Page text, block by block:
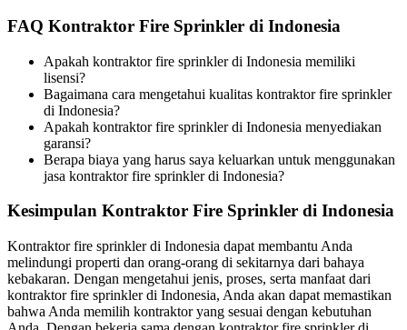
FAQ Kontraktor Fire Sprinkler di Indonesia
Apakah kontraktor fire sprinkler di Indonesia memiliki
lisensi?
Bagaimana cara mengetahui kualitas kontraktor fire sprinkler
di Indonesia?
Apakah kontraktor fire sprinkler di Indonesia menyediakan
garansi?
Berapa biaya yang harus saya keluarkan untuk menggunakan
jasa kontraktor fire sprinkler di Indonesia?
Kesimpulan Kontraktor Fire Sprinkler di Indonesia
Kontraktor fire sprinkler di Indonesia dapat membantu Anda
melindungi properti dan orang-orang di sekitarnya dari bahaya
kebakaran. Dengan mengetahui jenis, proses, serta manfaat dari
kontraktor fire sprinkler di Indonesia, Anda akan dapat memastikan
bahwa Anda memilih kontraktor yang sesuai dengan kebutuhan